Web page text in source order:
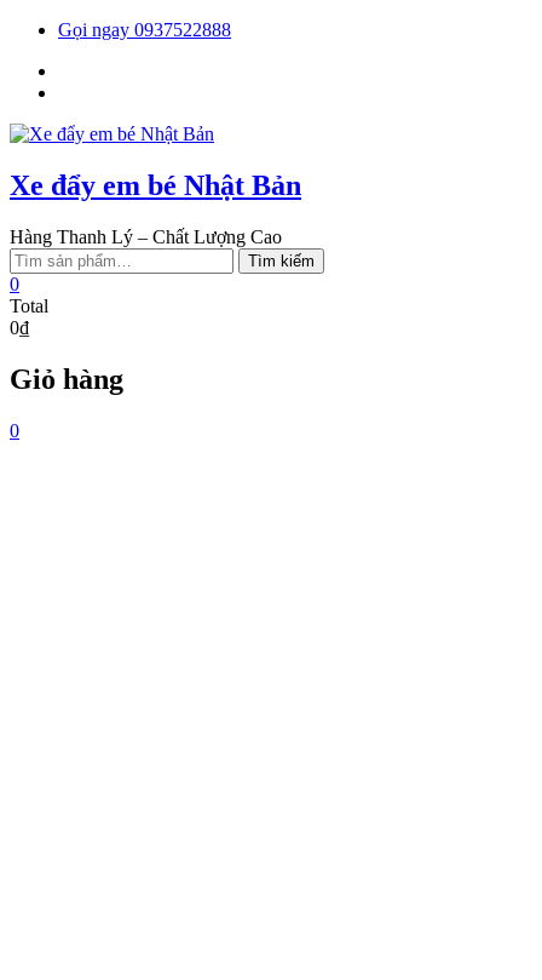
Skip
content
Gọi ngay 0937522888
Xe đẩy em bé Nhật Bản
Hàng Thanh Lý – Chất Lượng Cao
Tìm
kiếm:
Tìm kiếm
0
Total
0₫
Giỏ hàng
0